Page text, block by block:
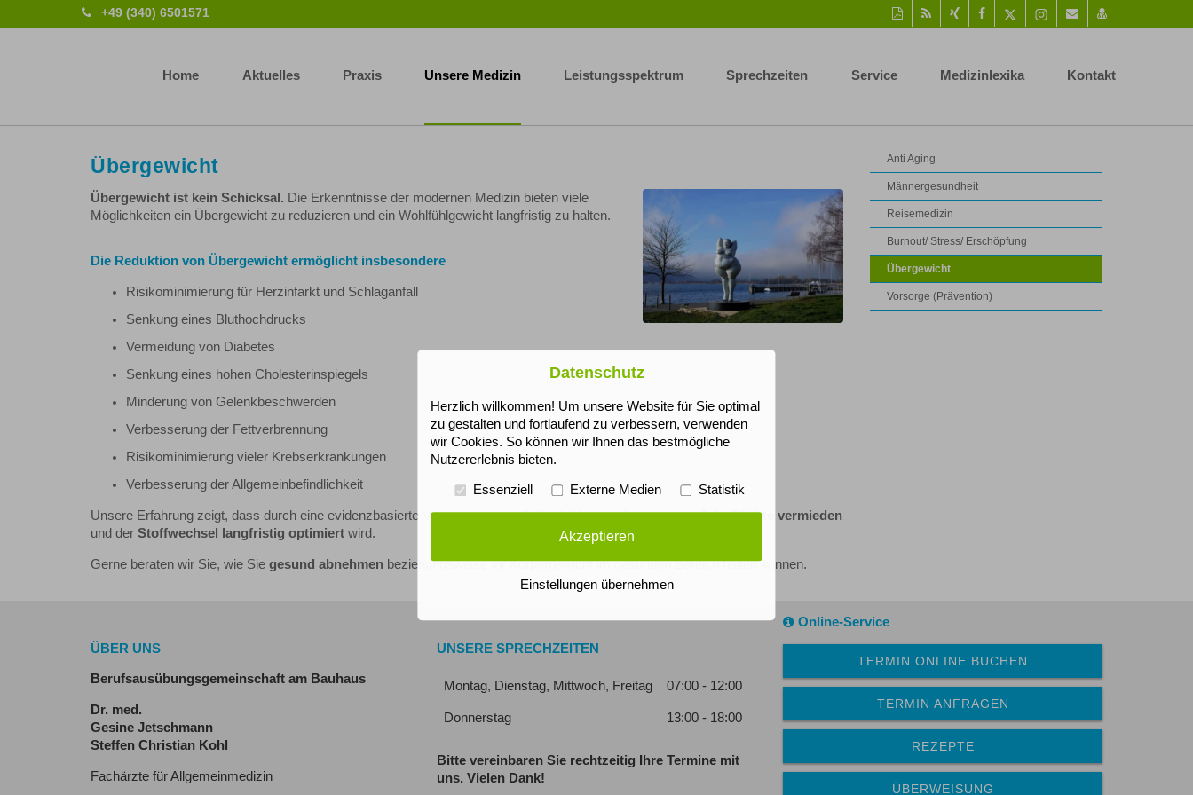
+49 (340) 6501571
Diese
Seite
drucken
RSS-
Feed
Auf
Xing
Auf
Facebook
Twitter
Instagram-
Seite
Per
Mail
vCard
speichern
Home Aktuelles Praxis Unsere Medizin Leistungsspektrum Sprechzeiten Service Medizinlexika Kontakt
Übergewicht
Übergewicht ist kein Schicksal. Die Erkenntnisse der modernen Medizin bieten viele
Möglichkeiten ein Übergewicht zu reduzieren und ein Wohlfühlgewicht langfristig zu halten.
Die Reduktion von Übergewicht ermöglicht insbesondere
Risikominimierung für Herzinfarkt und Schlaganfall
Senkung eines Bluthochdrucks
Vermeidung von Diabetes
Senkung eines hohen Cholesterinspiegels
Minderung von Gelenkbeschwerden
Verbesserung der Fettverbrennung
Risikominimierung vieler Krebserkrankungen
Verbesserung der Allgemeinbefindlichkeit
Unsere Erfahrung zeigt, dass durch eine evidenzbasierte Vorgehensweise Diätschäden und frustrierendeJojo-Effekte vermieden
und der Stoffwechsel langfristig optimiert wird.
Gerne beraten wir Sie, wie Sie gesund abnehmen beziehungsweise Ihr Körpergewicht im gesunden Bereich halten können.
Anti Aging
Männergesundheit
Reisemedizin
Burnout/ Stress/ Erschöpfung
Übergewicht
Vorsorge (Prävention)
ÜBER UNS
Berufsausübungsgemeinschaft am Bauhaus
Dr. med.
Gesine Jetschmann
Steffen Christian Kohl
Fachärzte für Allgemeinmedizin
UNSERE SPRECHZEITEN
Montag, Dienstag, Mittwoch, Freitag 07:00 - 12:00
Donnerstag 13:00 - 18:00
Bitte vereinbaren Sie rechtzeitig Ihre Termine mit
uns. Vielen Dank!
Online-Service
TERMIN ONLINE BUCHEN
TERMIN ANFRAGEN
REZEPTE
ÜBERWEISUNG
Datenschutz
Herzlich willkommen! Um unsere Website für Sie optimal
zu gestalten und fortlaufend zu verbessern, verwenden
wir Cookies. So können wir Ihnen das bestmögliche
Nutzererlebnis bieten.
Essenziell Externe Medien Statistik
Akzeptieren
Einstellungen übernehmen